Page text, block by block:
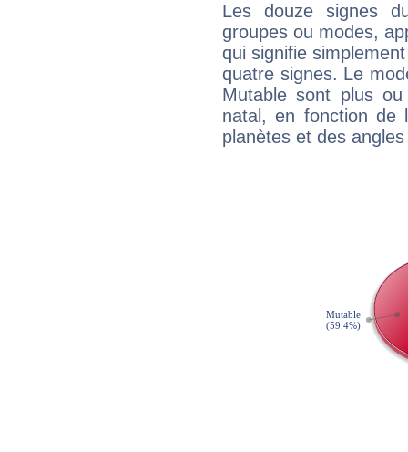
Les douze signes
groupes ou modes,
qui signifie
quatre signes. Le
Mutable sont plus
natal, en fonction de
planètes et des